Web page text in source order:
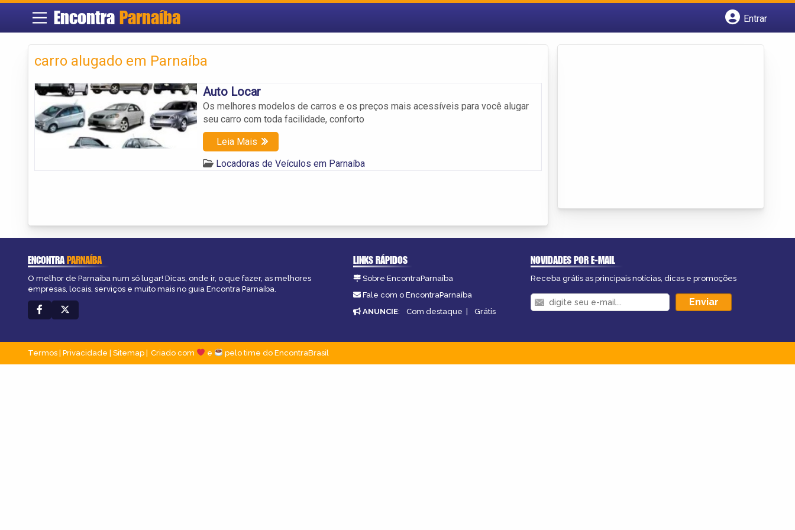
Encontra Parnaíba
Entrar
carro alugado em Parnaíba
Auto Locar
Os melhores modelos de carros e os preços mais acessíveis para você alugar
seu carro com toda facilidade, conforto
Leia Mais
Locadoras de Veículos em Parnaíba
ENCONTRAPARNAÍBA
O melhor de Parnaíba num só lugar! Dicas, onde ir, o que fazer, as melhores
empresas, locais, serviços e muito mais no guia Encontra Parnaíba.
LINKS RÁPIDOS
Sobre EncontraParnaíba
Fale com o EncontraParnaíba
ANUNCIE: Com destaque | Grátis
NOVIDADES POR E-MAIL
Receba grátis as principais notícias, dicas e promoções
Termos Privacidade Sitemap Criado com e pelo time do EncontraBrasil